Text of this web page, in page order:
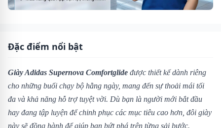
Đặc điểm nổi bật
Giày Adidas Supernova Comfortglide được thiết kế dành riêng
cho những buổi chạy bộ hằng ngày, mang đến sự thoải mái tối
đa và khả năng hỗ trợ tuyệt vời. Dù bạn là người mới bắt đầu
hay đang tập luyện để chinh phục các mục tiêu cao hơn, đôi giày
này sẽ đồng hành để giúp bạn bứt phá trên từng sải bước.